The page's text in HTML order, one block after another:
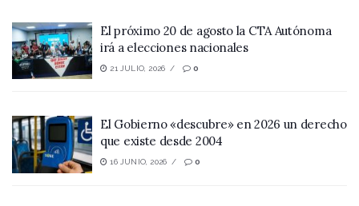
El próximo 20 de agosto la CTA Autónoma
irá a elecciones nacionales
21 JULIO, 2026 0
El Gobierno «descubre» en 2026 un derecho
que existe desde 2004
16 JUNIO, 2026 0